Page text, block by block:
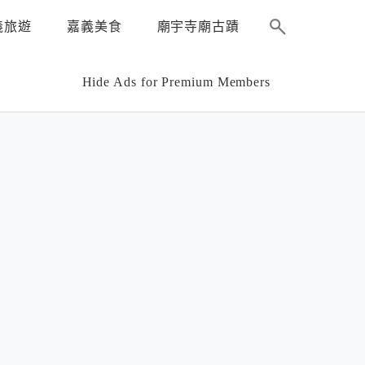
旅遊 嘉義美食 廟宇寺廟古蹟
Hide Ads for Premium Members